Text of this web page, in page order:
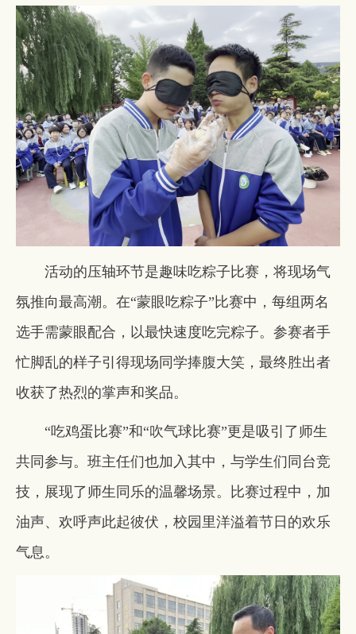
活动的压轴环节是趣味吃粽子比赛，将现场气
氛推向最高潮。在“蒙眼吃粽子”比赛中，每组两名
选手需蒙眼配合，以最快速度吃完粽子。参赛者手
忙脚乱的样子引得现场同学捧腹大笑，最终胜出者
收获了热烈的掌声和奖品。
“吃鸡蛋比赛”和“吹气球比赛”更是吸引了师生
共同参与。班主任们也加入其中，与学生们同台竞
技，展现了师生同乐的温馨场景。比赛过程中，加
油声、欢呼声此起彼伏，校园里洋溢着节日的欢乐
气息。